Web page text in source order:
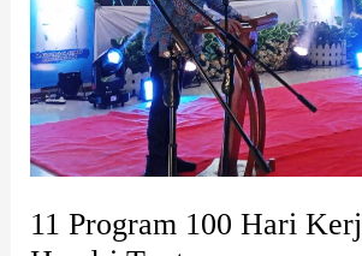
11 Program 100 Hari
Hendri
Tuntas